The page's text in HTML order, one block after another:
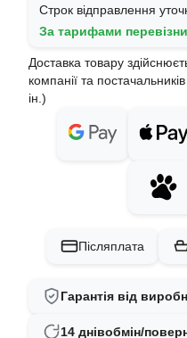
Строк відправлення
За тарифами
Доставка товару
компанії та
ін.)
Післяплата
Гарантія від
14 днівобмін/